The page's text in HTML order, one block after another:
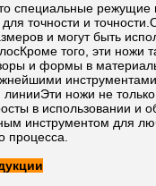
специальные режущие
точности и
и могут быть
того, эти ножи
и формы в
линииЭти ножи не
в использовании и
инструментом для
процесса.